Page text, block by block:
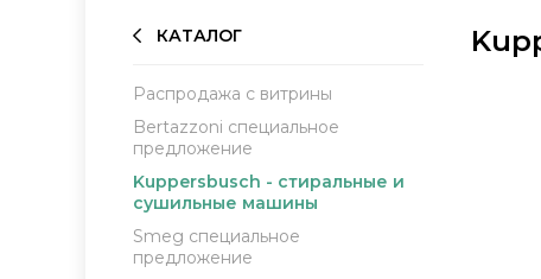
КАТАЛОГ
Распродажа с витрины
Bertazzoni специальное
предложение
Kuppersbusch - стиральные и
сушильные машины
Smeg специальное
предложение